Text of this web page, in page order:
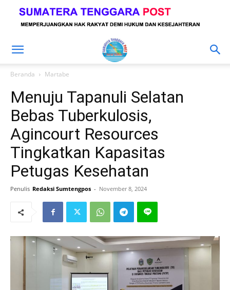
Beranda Martabe
Menuju Tapanuli Selatan
Bebas Tuberkulosis,
Agincourt Resources
Tingkatkan Kapasitas
Petugas Kesehatan
Penulis Redaksi Sumtengpos - November 8, 2024